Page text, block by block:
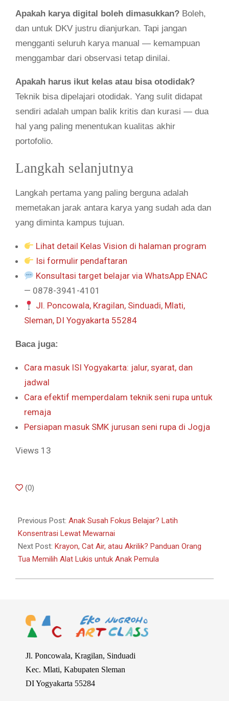
Apakah karya digital boleh dimasukkan? Boleh,
dan untuk DKV justru dianjurkan. Tapi jangan
mengganti seluruh karya manual — kemampuan
menggambar dari observasi tetap dinilai.
Apakah harus ikut kelas atau bisa otodidak?
Teknik bisa dipelajari otodidak. Yang sulit didapat
sendiri adalah umpan balik kritis dan kurasi — dua
hal yang paling menentukan kualitas akhir
portofolio.
Langkah selanjutnya
Langkah pertama yang paling berguna adalah
memetakan jarak antara karya yang sudah ada dan
yang diminta kampus tujuan.
Lihat detail Kelas Vision di halaman program
Isi formulir pendaftaran
Konsultasi target belajar via WhatsApp ENAC
— 0878-3941-4101
Jl. Poncowala, Kragilan, Sinduadi, Mlati,
Sleman, DI Yogyakarta 55284
Baca juga:
Cara masuk ISI Yogyakarta: jalur, syarat, dan
jadwal
Cara efektif memperdalam teknik seni rupa untuk
remaja
Persiapan masuk SMK jurusan seni rupa di Jogja
Views 13
2026-
(0)
Previous Post: Anak Susah Fokus Belajar? Latih
Konsentrasi Lewat Mewarnai
Next Post: Krayon, Cat Air, atau Akrilik? Panduan Orang
Tua Memilih Alat Lukis untuk Anak Pemula
Jl. Poncowala, Kragilan, Sinduadi
Kec. Mlati, Kabupaten Sleman
DI Yogyakarta 55284